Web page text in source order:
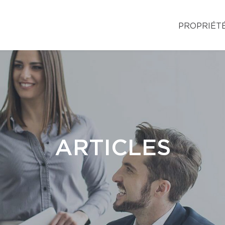
ARTICLES